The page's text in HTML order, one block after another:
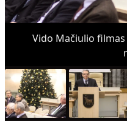
Vido Mačiulio filmas